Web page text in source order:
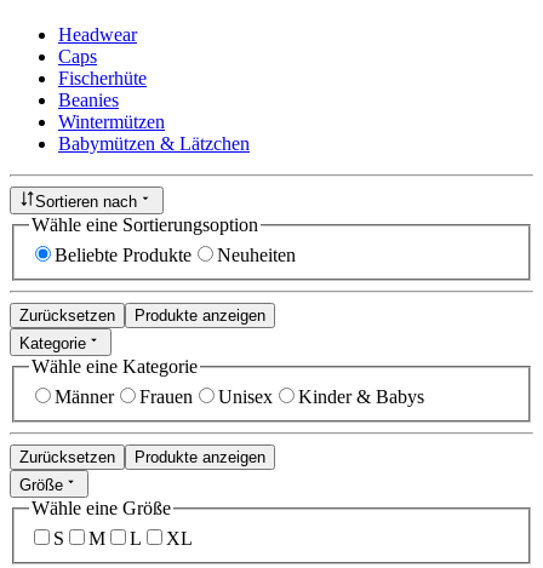
Headwear
Caps
Fischerhüte
Beanies
Wintermützen
Babymützen & Lätzchen
Sortieren nach
Wähle eine Sortierungsoption
Beliebte Produkte
Neuheiten
Zurücksetzen
Produkte anzeigen
Kategorie
Wähle eine Kategorie
Männer
Frauen Unisex Kinder & Babys
Zurücksetzen
Produkte anzeigen
Größe
Wähle eine Größe
S
M L XL